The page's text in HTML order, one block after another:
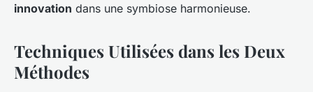
innovation dans une symbiose harmonieuse.
Techniques Utilisées dans les Deux
Méthodes